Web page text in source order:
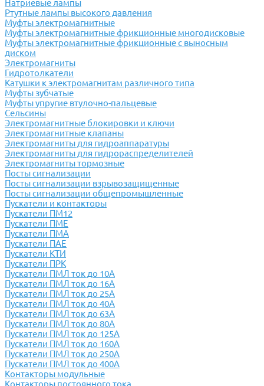
Натриевые лампы
Ртутные лампы высокого давления
Муфты электромагнитные
Муфты электромагнитные фрикционные многодисковые
Муфты электромагнитные фрикционные с выносным
диском
Электромагниты
Гидротолкатели
Катушки к электромагнитам различного типа
Муфты зубчатые
Муфты упругие втулочно-пальцевые
Сельсины
Электромагнитные блокировки и ключи
Электромагнитные клапаны
Электромагниты для гидроаппаратуры
Электромагниты для гидрораспределителей
Электромагниты тормозные
Посты сигнализации
Посты сигнализации взрывозащищенные
Посты сигнализации общепромышленные
Пускатели и контакторы
Пускатели ПМ12
Пускатели ПМЕ
Пускатели ПМА
Пускатели ПАЕ
Пускатели КТИ
Пускатели ПРК
Пускатели ПМЛ ток до 10А
Пускатели ПМЛ ток до 16А
Пускатели ПМЛ ток до 25А
Пускатели ПМЛ ток до 40А
Пускатели ПМЛ ток до 63А
Пускатели ПМЛ ток до 80А
Пускатели ПМЛ ток до 125А
Пускатели ПМЛ ток до 160А
Пускатели ПМЛ ток до 250А
Пускатели ПМЛ ток до 400А
Контакторы модульные
Контакторы постоянного тока